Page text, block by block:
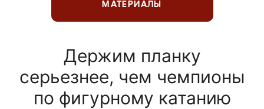
МАТЕРИАЛЫ
Держим планку
серьезнее, чем чемпионы
по фигурному катанию